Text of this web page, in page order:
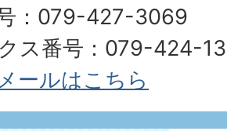
：079-427-3069
ス番号：079-424-
ールはこちら